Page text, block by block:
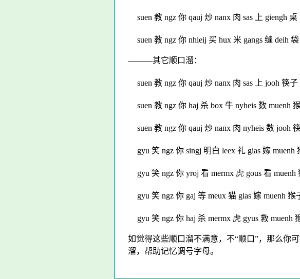
suen 教 ngz 你 qauj 炒 nanx 肉 sas 上 giengh 桌
suen 教 ngz 你 nhieij 买 hux 米 gangs 缝 deih
―――其它顺口溜：
suen 教 ngz 你 qauj 炒 nanx 肉 sas 上 jooh 筷子
suen 教 ngz 你 haj 杀 box 牛 nyheis 数 muenh
suen 教 ngz 你 qauj 炒 nanx 肉 nyheis 数 jooh
gyu 笑 ngz 你 singj 明白 leex 礼 gias 嫁 muenh
gyu 笑 ngz 你 yroj 看 mermx 虎 gous 看 muenh
gyu 笑 ngz 你 gaj 等 meux 猫 gias 嫁 muenh 猴
gyu 笑 ngz 你 haj 杀 mermx 虎 gyus 救 muenh
如觉得这些顺口溜不满意，不“顺口”，那么你
溜，帮助记忆调号字母。